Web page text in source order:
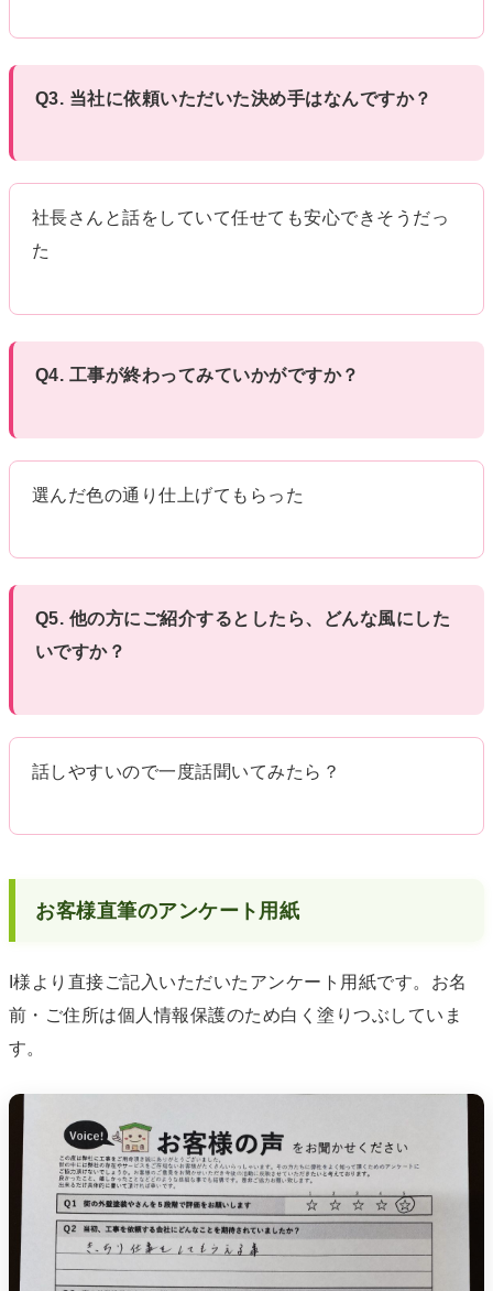
Q3. 当社に依頼いただいた決め手はなんですか？
社長さんと話をしていて任せても安心できそうだっ
た
Q4. 工事が終わってみていかがですか？
選んだ色の通り仕上げてもらった
Q5. 他の方にご紹介するとしたら、どんな風にした
いですか？
話しやすいので一度話聞いてみたら？
お客様直筆のアンケート用紙
I様より直接ご記入いただいたアンケート用紙です。お名
前・ご住所は個人情報保護のため白く塗りつぶしていま
す。